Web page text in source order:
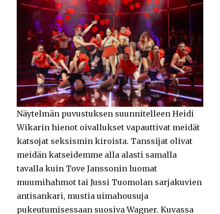
Näytelmän puvustuksen suunnitelleen Heidi
Wikarin hienot oivallukset vapauttivat meidät
katsojat seksismin kiroista. Tanssijat olivat
meidän katseidemme alla alasti samalla
tavalla kuin Tove Janssonin luomat
muumihahmot tai Jussi Tuomolan sarjakuvien
antisankari, mustia uimahousuja
pukeutumisessaan suosiva Wagner. Kuvassa